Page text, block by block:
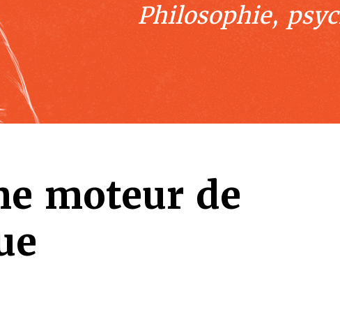
Philosophie,
moteur de